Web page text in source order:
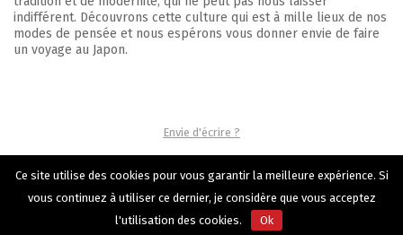
indifférent. Découvrons cette culture qui est à mille lieux de nos
modes de pensée et nous espérons vous donner envie de faire
un voyage au Japon.
Envie d'écrire ?
Mentions légales
Ce site utilise des cookies pour vous garantir la meilleure expérience. Si
vous continuez à utiliser ce dernier, je considère que vous acceptez
l'utilisation des cookies.
Ok